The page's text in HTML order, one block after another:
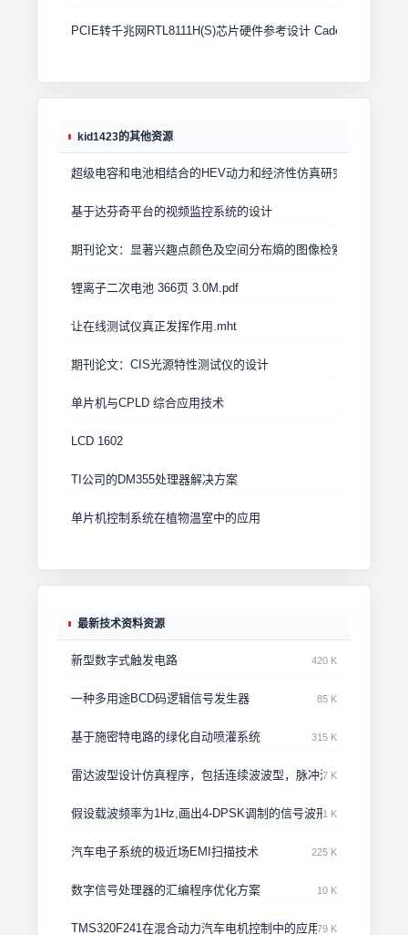
PCIE转千兆网RTL8111H(S)芯片硬件参考设计 Cadence原理图
kid1423的其他资源
超级电容和电池相结合的HEV动力和经济性仿真研究 6页
基于达芬奇平台的视频监控系统的设计
期刊论文：显著兴趣点颜色及空间分布熵的图像检索方法
锂离子二次电池 366页 3.0M.pdf
让在线测试仪真正发挥作用.mht
期刊论文：CIS光源特性测试仪的设计
单片机与CPLD 综合应用技术
LCD 1602
TI公司的DM355处理器解决方案
单片机控制系统在植物温室中的应用
最新技术资料资源
新型数字式触发电路 420 K
一种多用途BCD码逻辑信号发生器 85 K
基于施密特电路的绿化自动喷灌系统 315 K
雷达波型设计仿真程序，包括连续波波型，脉冲波型，线形调频
7 K
假设载波频率为1Hz,画出4-DPSK调制的信号波形1 K
汽车电子系统的极近场EMI扫描技术 225 K
数字信号处理器的汇编程序优化方案 10 K
TMS320F241在混合动力汽车电机控制中的应用79 K